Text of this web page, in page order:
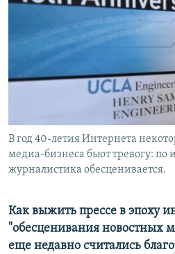
РАСПИСАНИЕ ВЕЩАНИЯ
ПОДПИШИТЕСЬ НА
СОЦИАЛЬНЫЕ СЕТИ
Все сайты РСЕ/РС
В год 40-летия Интернета
медиа-бизнеса бьют тревогу:
журналистика обесценивается.
Как выжить прессе в эпоху
"обесценивания новостных
еще недавно считались